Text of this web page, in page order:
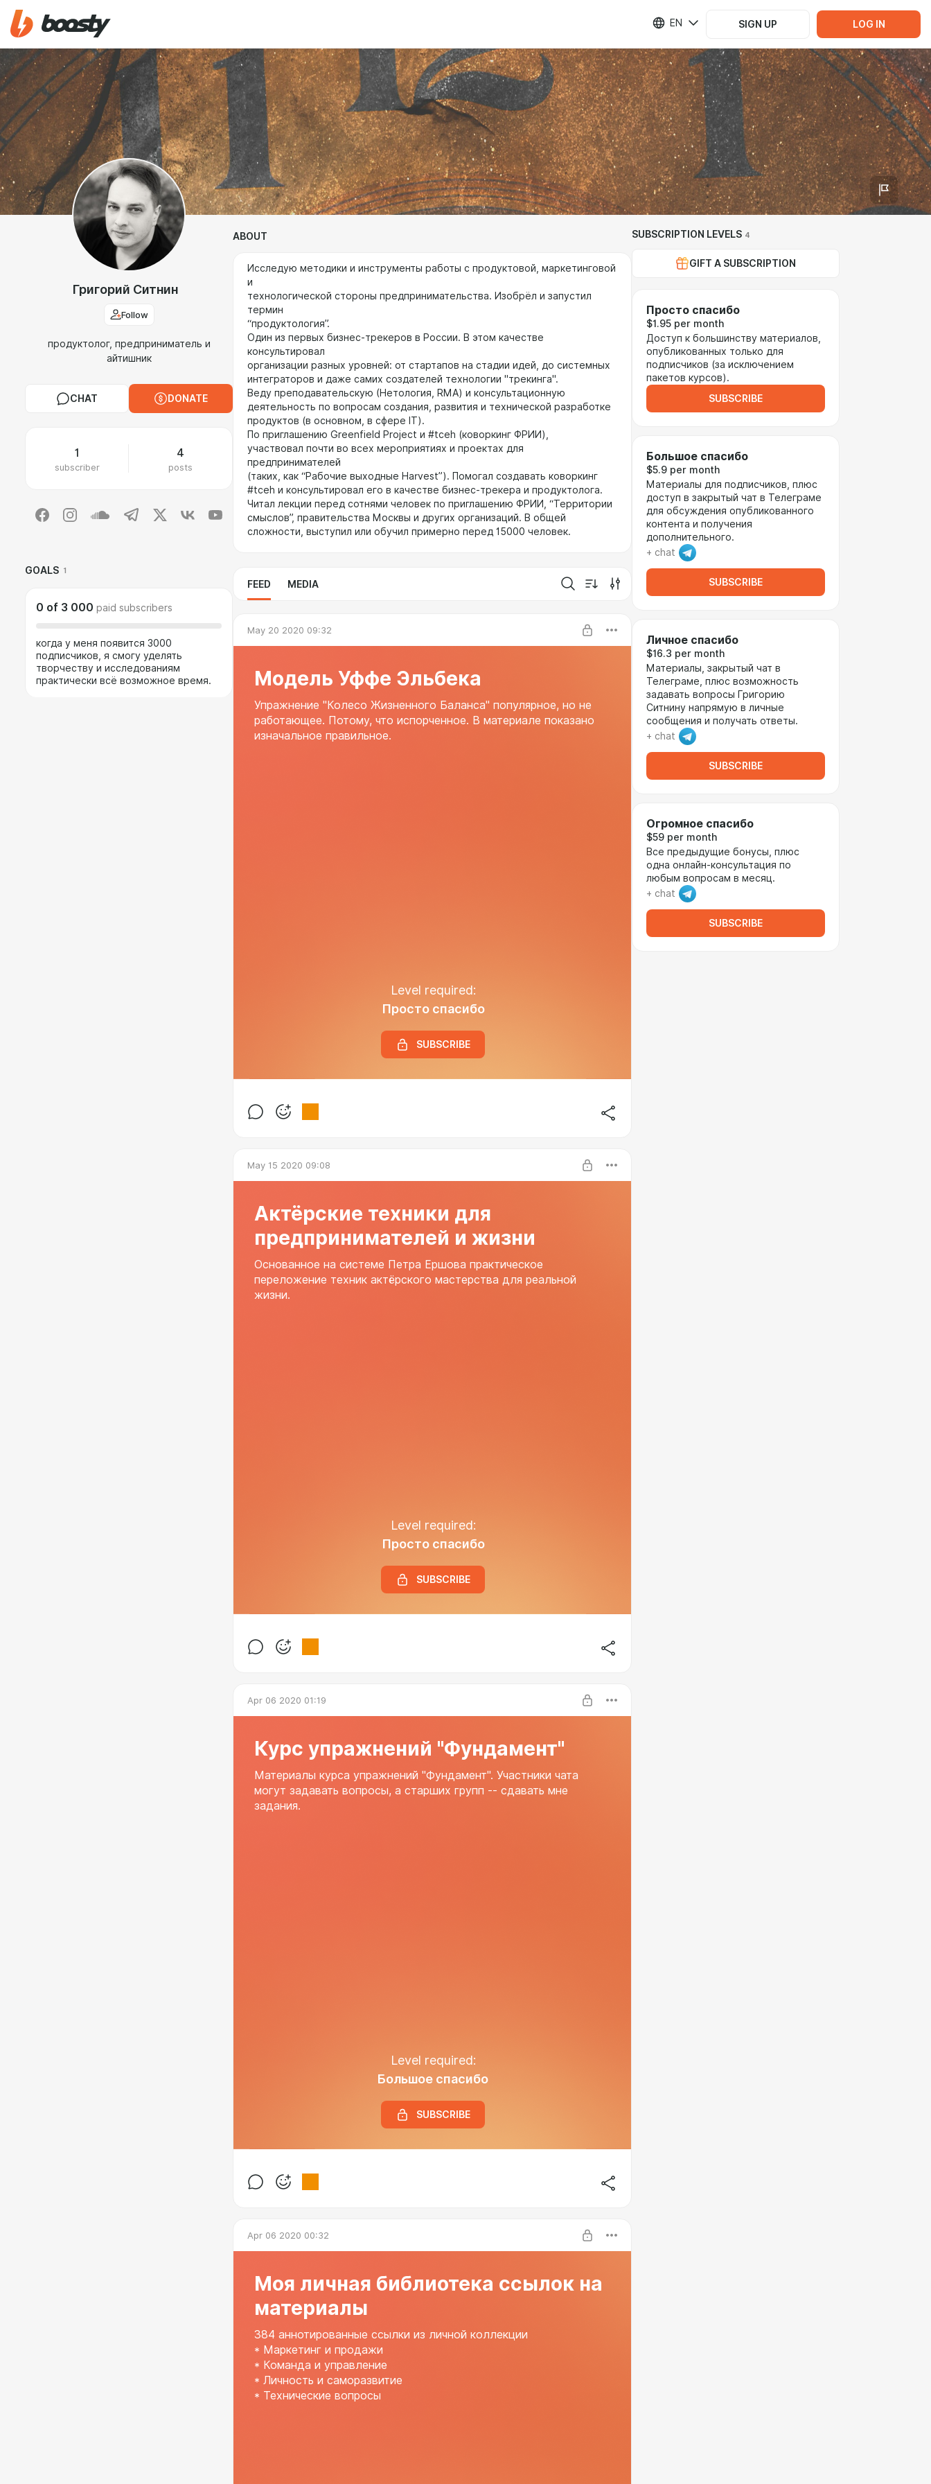
EN SIGN UP LOG IN
Григорий Ситнин
Follow
продуктолог, предприниматель и
айтишник
CHAT DONATE
1
subscriber
4
posts
GOALS 1
0 of 3 000 paid subscribers
когда у меня появится 3000
подписчиков, я смогу уделять
творчеству и исследованиям
практически всё возможное время.
ABOUT
Исследую методики и инструменты работы с продуктовой, маркетинговой
и
технологической стороны предпринимательства. Изобрёл и запустил
термин
“продуктология”.
Один из первых бизнес-трекеров в России. В этом качестве
консультировал
организации разных уровней: от стартапов на стадии идей, до системных
интеграторов и даже самих создателей технологии "трекинга".
Веду преподавательскую (Нетология, RMA) и консультационную
деятельность по вопросам создания, развития и технической разработке
продуктов (в основном, в сфере IT).
По приглашению Greenfield Project и #tceh (коворкинг ФРИИ),
участвовал почти во всех мероприятиях и проектах для
предпринимателей
(таких, как “Рабочие выходные Harvest”). Помогал создавать коворкинг
#tceh и консультировал его в качестве бизнес-трекера и продуктолога.
Читал лекции перед сотнями человек по приглашению ФРИИ, “Территории
смыслов”, правительства Москвы и других организаций. В общей
сложности, выступил или обучил примерно перед 15000 человек.
FEED MEDIA
May 20 2020 09:32
Модель Уффе Эльбека
Упражнение "Колесо Жизненного Баланса" популярное, но не
работающее. Потому, что испорченное. В материале показано
изначальное правильное.
Level required:
Просто спасибо
SUBSCRIBE
May 15 2020 09:08
Актёрские техники для
предпринимателей и жизни
Основанное на системе Петра Ершова практическое
переложение техник актёрского мастерства для реальной
жизни.
Level required:
Просто спасибо
SUBSCRIBE
Apr 06 2020 01:19
Курс упражнений "Фундамент"
Материалы курса упражнений "Фундамент". Участники чата
могут задавать вопросы, а старших групп -- сдавать мне
задания.
Level required:
Большое спасибо
SUBSCRIBE
Apr 06 2020 00:32
Моя личная библиотека ссылок на
материалы
384 аннотированные ссылки из личной коллекции
* Маркетинг и продажи
* Команда и управление
* Личность и саморазвитие
* Технические вопросы
SUBSCRIPTION LEVELS 4
GIFT A SUBSCRIPTION
Просто спасибо
$1.95 per month
Доступ к большинству материалов,
опубликованных только для
подписчиков (за исключением
пакетов курсов).
SUBSCRIBE
Большое спасибо
$5.9 per month
Материалы для подписчиков, плюс
доступ в закрытый чат в Телеграме
для обсуждения опубликованного
контента и получения
дополнительного.
+ chat
SUBSCRIBE
Личное спасибо
$16.3 per month
Материалы, закрытый чат в
Телеграме, плюс возможность
задавать вопросы Григорию
Ситнину напрямую в личные
сообщения и получать ответы.
+ chat
SUBSCRIBE
Огромное спасибо
$59 per month
Все предыдущие бонусы, плюс
одна онлайн-консультация по
любым вопросам в месяц.
+ chat
SUBSCRIBE